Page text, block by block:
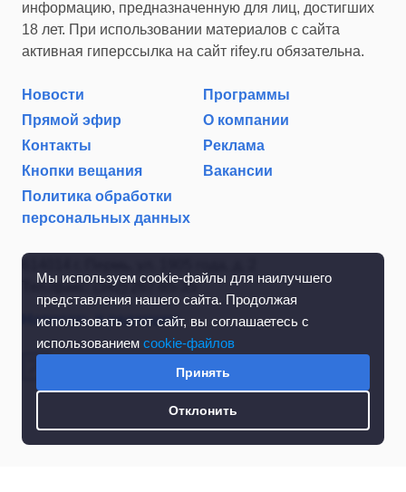
Мы используем cookie-файлы для наилучшего
представления нашего сайта. Продолжая
использовать этот сайт, вы соглашаетесь с
использованием cookie-файлов
Принять
Отклонить
информацию, предназначенную для лиц, достигших
18 лет. При использовании материалов с сайта
активная гиперссылка на сайт rifey.ru обязательна.
Новости
Программы
Прямой эфир
О компании
Контакты
Реклама
Кнопки вещания
Вакансии
Политика обработки
персональных данных
Тел./факс: (342) 267-85-35
Написать в редакцию